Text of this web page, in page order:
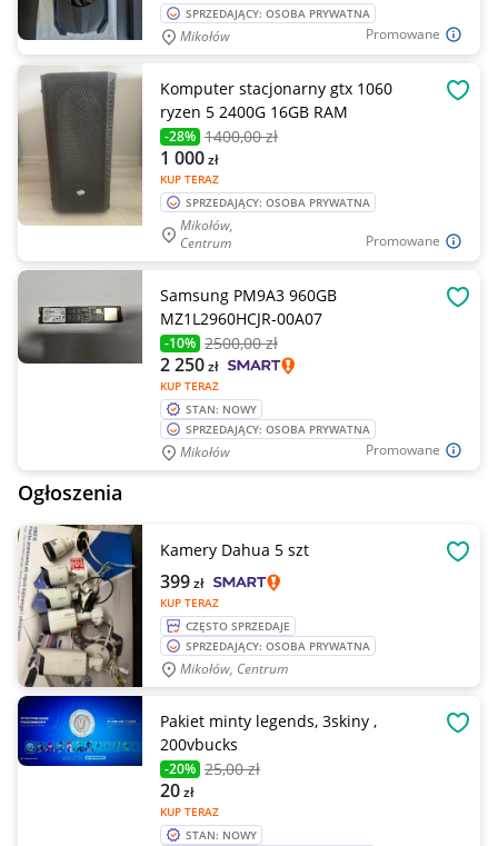
Promowane
SPRZEDAJĄCY: OSOBA PRYWATNA
Mikołów
Promowane
Komputer stacjonarny gtx 1060
ryzen 5 2400G 16GB RAM
-28% 1400,00 zł
KUP TERAZ
1 000zł
SPRZEDAJĄCY: OSOBA PRYWATNA
Mikołów,
Centrum
Promowane
Samsung PM9A3 960GB
MZ1L2960HCJR-00A07
-10% 2500,00 zł
KUP TERAZ
2 250zł
STAN: NOWY
SPRZEDAJĄCY: OSOBA PRYWATNA
Mikołów
Ogłoszenia
Kamery Dahua 5 szt
KUP TERAZ
399zł
CZĘSTO SPRZEDAJE
SPRZEDAJĄCY: OSOBA PRYWATNA
Mikołów, Centrum
Pakiet minty legends, 3skiny ,
200vbucks
-20% 25,00 zł
KUP TERAZ
20zł
STAN: NOWY